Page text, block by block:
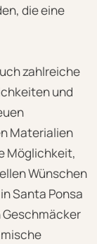
die eine
zahlreiche
und
Materialien
Möglichkeit,
Wünschen
Santa Ponsa